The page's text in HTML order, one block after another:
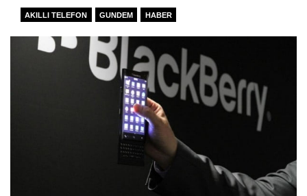
AKILLI TELEFON GUNDEM HABER